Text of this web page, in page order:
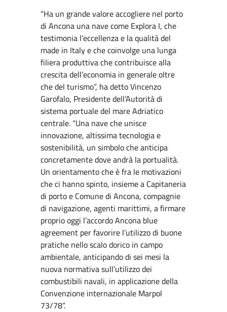
“Ha un grande valore accogliere nel porto
di Ancona una nave come Explora I, che
testimonia l’eccellenza e la qualità del
made in Italy e che coinvolge una lunga
filiera produttiva che contribuisce alla
crescita dell’economia in generale oltre
che del turismo”, ha detto Vincenzo
Garofalo, Presidente dell’Autorità di
sistema portuale del mare Adriatico
centrale. “Una nave che unisce
innovazione, altissima tecnologia e
sostenibilità, un simbolo che anticipa
concretamente dove andrà la portualità.
Un orientamento che è fra le motivazioni
che ci hanno spinto, insieme a Capitaneria
di porto e Comune di Ancona, compagnie
di navigazione, agenti marittimi, a firmare
proprio oggi l’accordo Ancona blue
agreement per favorire l’utilizzo di buone
pratiche nello scalo dorico in campo
ambientale, anticipando di sei mesi la
nuova normativa sull’utilizzo dei
combustibili navali, in applicazione della
Convenzione internazionale Marpol
73/78”.